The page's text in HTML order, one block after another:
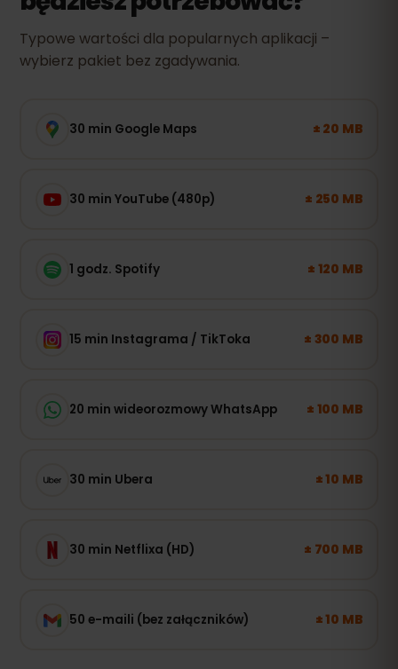
Typowe wartości dla popularnych aplikacji –
wybierz pakiet bez zgadywania.
30 min Google Maps ± 20 MB
30 min YouTube (480p) ± 250 MB
1 godz. Spotify ± 120 MB
15 min Instagrama / TikToka ± 300 MB
20 min wideorozmowy WhatsApp ± 100 MB
30 min Ubera ± 10 MB
30 min Netflixa (HD) ± 700 MB
50 e-maili (bez załączników) ± 10 MB